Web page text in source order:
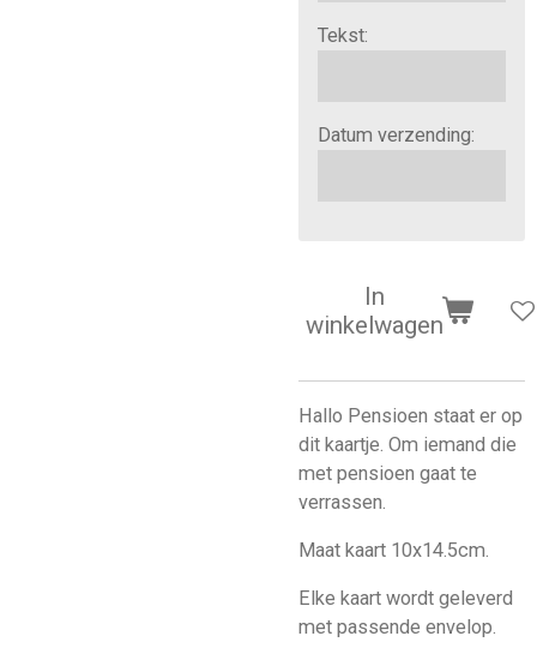
Tekst:
Datum verzending:
In
winkelwagen
Hallo Pensioen staat er op
dit kaartje. Om iemand die
met pensioen gaat te
verrassen.
Maat kaart 10x14.5cm.
Elke kaart wordt geleverd
met passende envelop.